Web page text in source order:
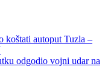
koštati autoput Tuzla –
odgodio vojni udar na